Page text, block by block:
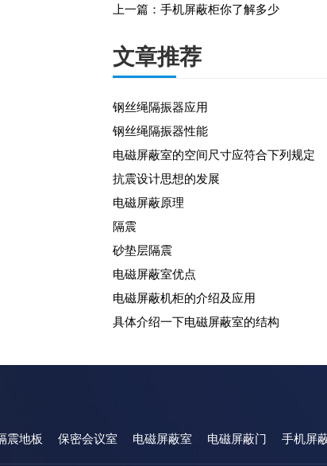
上一篇： 手机屏蔽柜你了解多少
文章推荐
钢丝绳隔振器应用
钢丝绳隔振器性能
电磁屏蔽室的空间尺寸应符合下列规定
抗震设计思想的发展
电磁屏蔽原理
隔震
砂垫层隔震
电磁屏蔽室优点
电磁屏蔽机柜的介绍及应用
具体介绍一下电磁屏蔽室的结构
震地板 保密会议室 电磁屏蔽室 电磁屏蔽门 手机屏